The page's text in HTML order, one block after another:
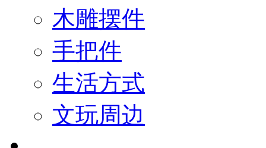
木雕摆件
手把件
生活方式
文玩周边